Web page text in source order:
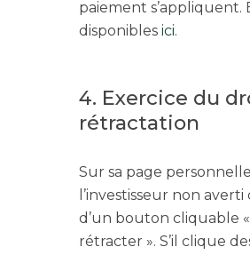
paiement s’appliquent.
disponiblesici.
4. Exercice du
rétractation
Sur sa page
l’investisseur non averti
d’un bouton cliquable «
rétracter ». S’il clique